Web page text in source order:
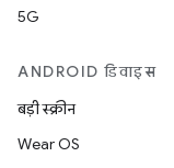
5G
ANDROID डिवाइस
बड़ी स्क्रीन
Wear OS